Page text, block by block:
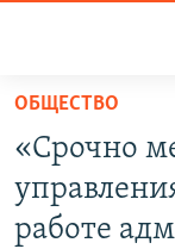
Вернуться
основному
содержанию
Вернутся
СПЕЦПРОЕКТЫ
ГРУЗ 200
ВОДА
ОБЩЕСТВО
«Срочно
работе